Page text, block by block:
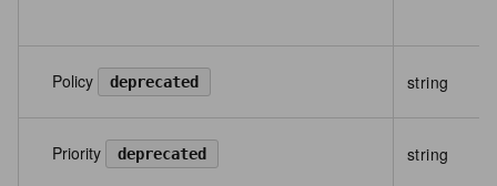
Policy deprecated string
Priority deprecated string